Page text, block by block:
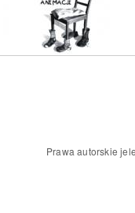
Prawa autorskie